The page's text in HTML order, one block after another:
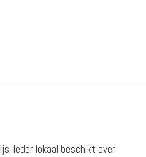
Ieder lokaal beschikt over